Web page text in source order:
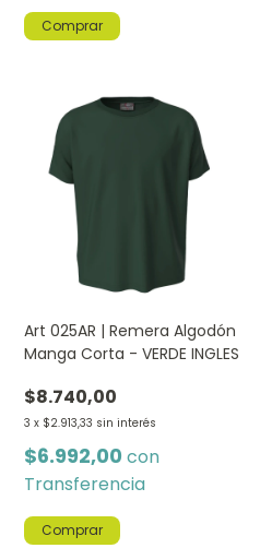
Comprar
Art 025AR | Remera Algodón
Manga Corta - VERDE INGLES
$8.740,00
3 x $2.913,33 sin interés
$6.992,00 con
Transferencia
Comprar